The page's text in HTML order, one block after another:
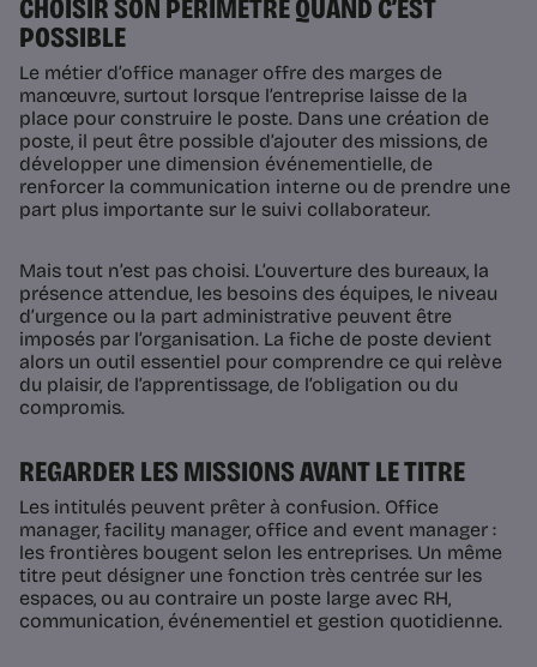
CHOISIR SON PÉRIMÈTRE QUAND C’EST
POSSIBLE
Le métier d’office manager offre des marges de
manœuvre, surtout lorsque l’entreprise laisse de la
place pour construire le poste. Dans une création de
poste, il peut être possible d’ajouter des missions, de
développer une dimension événementielle, de
renforcer la communication interne ou de prendre une
part plus importante sur le suivi collaborateur.
Mais tout n’est pas choisi. L’ouverture des bureaux, la
présence attendue, les besoins des équipes, le niveau
d’urgence ou la part administrative peuvent être
imposés par l’organisation. La fiche de poste devient
alors un outil essentiel pour comprendre ce qui relève
du plaisir, de l’apprentissage, de l’obligation ou du
compromis.
REGARDER LES MISSIONS AVANT LE TITRE
Les intitulés peuvent prêter à confusion. Office
manager, facility manager, office and event manager :
les frontières bougent selon les entreprises. Un même
titre peut désigner une fonction très centrée sur les
espaces, ou au contraire un poste large avec RH,
communication, événementiel et gestion quotidienne.